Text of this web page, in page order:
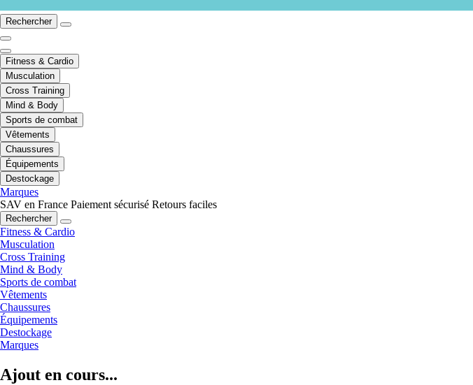
Rechercher
Fitness & Cardio
Musculation
Cross Training
Mind & Body
Sports de combat
Vêtements
Chaussures
Équipements
Destockage
Marques
SAV en France Paiement sécurisé Retours faciles
Rechercher
Fitness & Cardio
Musculation
Cross Training
Mind & Body
Sports de combat
Vêtements
Chaussures
Équipements
Destockage
Marques
Ajout en cours...